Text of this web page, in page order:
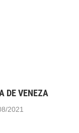
DE VENEZA
2021